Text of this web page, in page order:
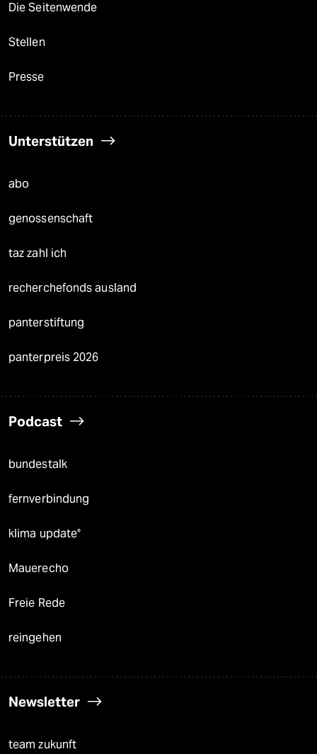
Die Seitenwende
Stellen
Presse
Unterstützen
abo
genossenschaft
taz zahl ich
recherchefonds ausland
panterstiftung
panterpreis 2026
Podcast
bundestalk
fernverbindung
klima update°
Mauerecho
Freie Rede
reingehen
Newsletter
team zukunft